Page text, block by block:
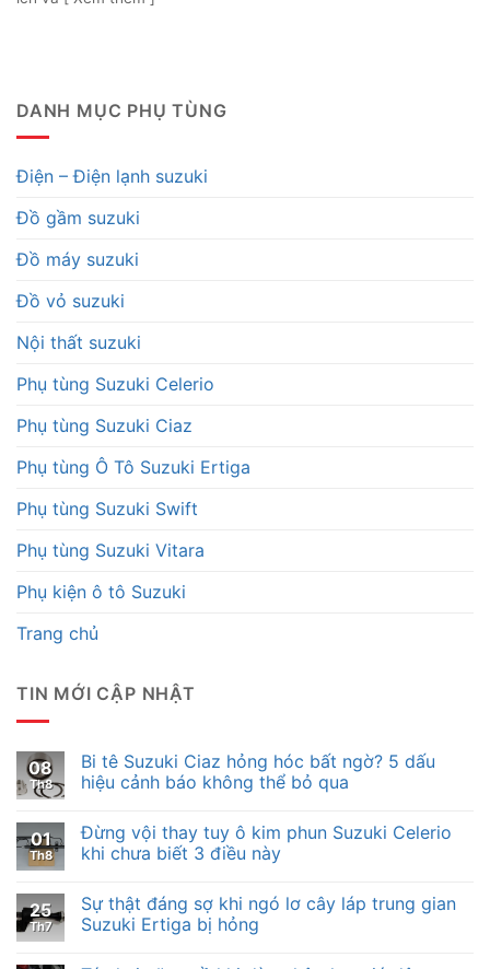
DANH MỤC PHỤ TÙNG
Điện – Điện lạnh suzuki
Đồ gầm suzuki
Đồ máy suzuki
Đồ vỏ suzuki
Nội thất suzuki
Phụ tùng Suzuki Celerio
Phụ tùng Suzuki Ciaz
Phụ tùng Ô Tô Suzuki Ertiga
Phụ tùng Suzuki Swift
Phụ tùng Suzuki Vitara
Phụ kiện ô tô Suzuki
Trang chủ
TIN MỚI CẬP NHẬT
08
Th8
Bi tê Suzuki Ciaz hỏng hóc bất ngờ? 5 dấu
hiệu cảnh báo không thể bỏ qua
01
Th8
Đừng vội thay tuy ô kim phun Suzuki Celerio
khi chưa biết 3 điều này
25
Th7
Sự thật đáng sợ khi ngó lơ cây láp trung gian
Suzuki Ertiga bị hỏng